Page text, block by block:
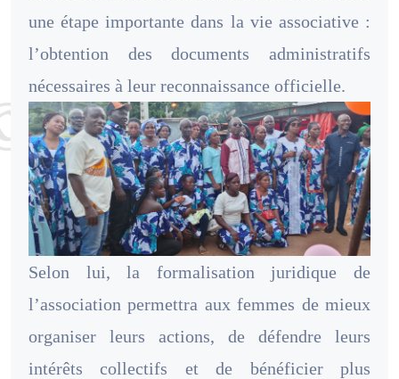
une étape importante dans la vie associative :
l’obtention des documents administratifs
nécessaires à leur reconnaissance officielle.
Selon lui, la formalisation juridique de
l’association permettra aux femmes de mieux
organiser leurs actions, de défendre leurs
intérêts collectifs et de bénéficier plus